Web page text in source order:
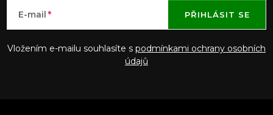
E-mail
Vložením e-mailu souhlasíte s podmínkami ochrany osobních
údajů
PŘIHLÁSIT SE